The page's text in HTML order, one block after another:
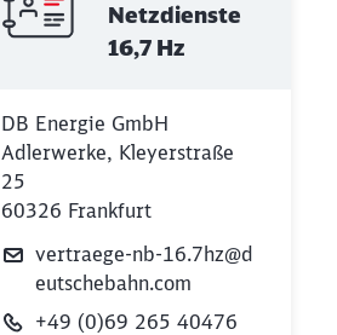
Netzdienste
16,7 Hz
DB Energie GmbH
Adlerwerke, Kleyerstraße
25
60326 Frankfurt
vertraege-nb-16.7hz@d
eutschebahn.com
+49 (0)69 265 40476